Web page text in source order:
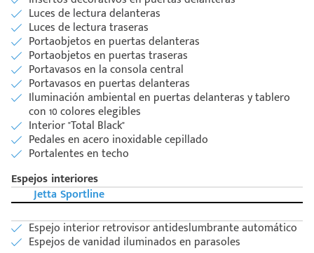
Luces de lectura delanteras
Luces de lectura traseras
Portaobjetos en puertas delanteras
Portaobjetos en puertas traseras
Portavasos en la consola central
Portavasos en puertas delanteras
Iluminación ambiental en puertas delanteras y tablero
con 10 colores elegibles
Interior "Total Black"
Pedales en acero inoxidable cepillado
Portalentes en techo
Espejos interiores
Jetta Sportline
Espejo interior retrovisor antideslumbrante automático
Espejos de vanidad iluminados en parasoles